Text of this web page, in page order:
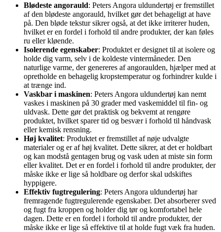
Blødeste angorauld: Peters Angora uldundertøj er fremstillet
af den blødeste angorauld, hvilket gør det behageligt at have
på. Den bløde tekstur sikrer også, at det ikke irriterer huden,
hvilket er en fordel i forhold til andre produkter, der kan føles
ru eller kløende.
Isolerende egenskaber: Produktet er designet til at isolere og
holde dig varm, selv i de koldeste vintermåneder. Den
naturlige varme, der genereres af angoraulden, hjælper med at
opretholde en behagelig kropstemperatur og forhindrer kulde i
at trænge ind.
Vaskbar i maskinen: Peters Angora uldundertøj kan nemt
vaskes i maskinen på 30 grader med vaskemiddel til fin- og
uldvask. Dette gør det praktisk og bekvemt at rengøre
produktet, hvilket sparer tid og besvær i forhold til håndvask
eller kemisk rensning.
Høj kvalitet: Produktet er fremstillet af nøje udvalgte
materialer og er af høj kvalitet. Dette sikrer, at det er holdbart
og kan modstå gentagen brug og vask uden at miste sin form
eller kvalitet. Det er en fordel i forhold til andre produkter, der
måske ikke er lige så holdbare og derfor skal udskiftes
hyppigere.
Effektiv fugtregulering: Peters Angora uldundertøj har
fremragende fugtregulerende egenskaber. Det absorberer sved
og fugt fra kroppen og holder dig tør og komfortabel hele
dagen. Dette er en fordel i forhold til andre produkter, der
måske ikke er lige så effektive til at holde fugt væk fra huden.